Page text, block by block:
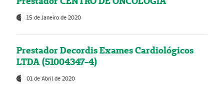
15 de Janeiro de 2020
Prestador Decordis Exames Cardiológicos
LTDA (51004347-4)
01 de Abril de 2020